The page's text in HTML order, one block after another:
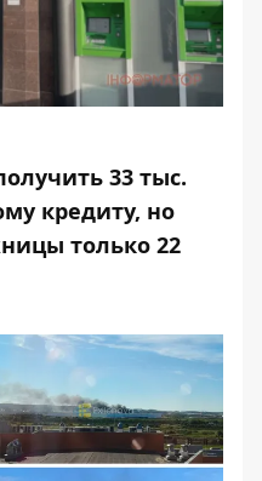
33 тыс.
кредиту, но
только 22